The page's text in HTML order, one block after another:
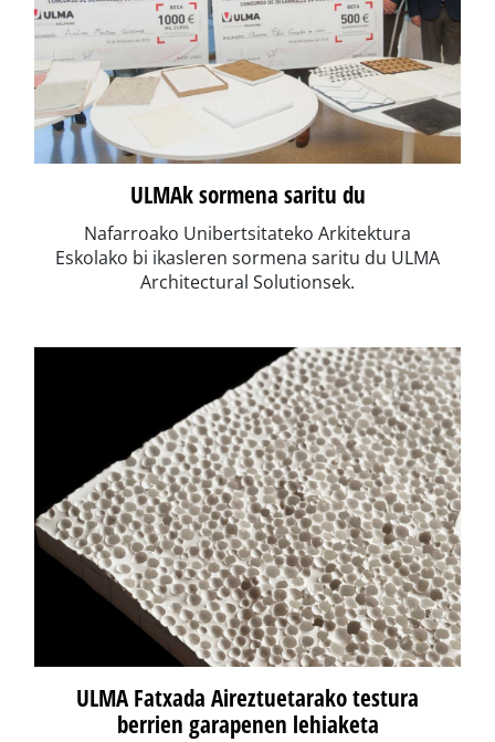
ULMAk sormena saritu du
Nafarroako Unibertsitateko Arkitektura
Eskolako bi ikasleren sormena saritu du ULMA
Architectural Solutionsek.
ULMA Fatxada Aireztuetarako testura
berrien garapenen lehiaketa